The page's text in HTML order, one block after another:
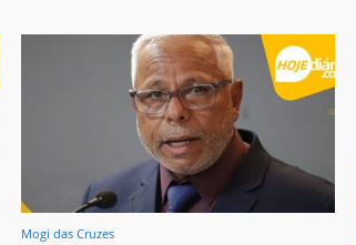
Mogi das Cruzes